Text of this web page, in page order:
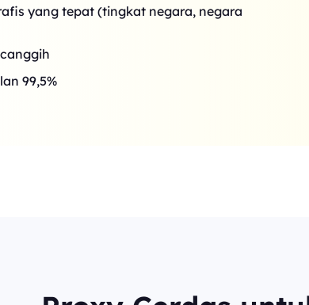
yang tepat (tingkat negara, negara
99,5%